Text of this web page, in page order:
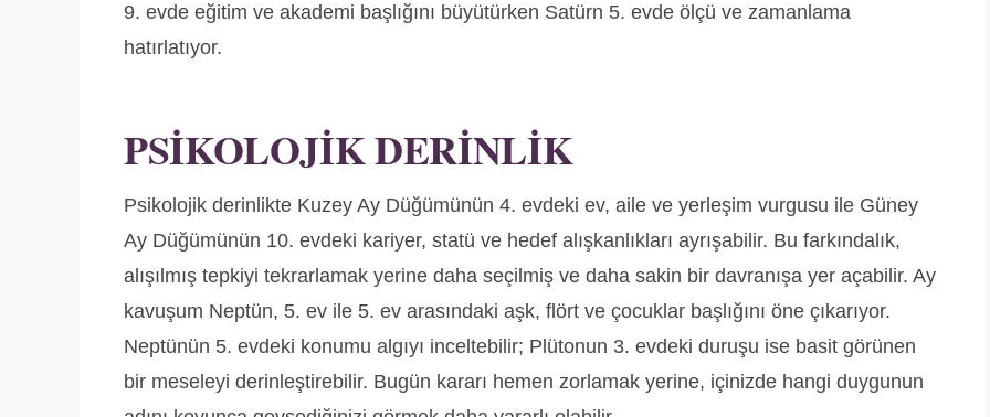
9. evde eğitim ve akademi başlığını büyütürken Satürn 5. evde ölçü ve zamanlama
hatırlatıyor.
PSIKOLOJIK DERINLIK
Psikolojik derinlikte Kuzey Ay Düğümünün 4. evdeki ev, aile ve yerleşim vurgusu ile Güney
Ay Düğümünün 10. evdeki kariyer, statü ve hedef alışkanlıkları ayrışabilir. Bu farkındalık,
alışılmış tepkiyi tekrarlamak yerine daha seçilmiş ve daha sakin bir davranışa yer açabilir. Ay
kavuşum Neptün, 5. ev ile 5. ev arasındaki aşk, flört ve çocuklar başlığını öne çıkarıyor.
Neptünün 5. evdeki konumu algıyı inceltebilir; Plütonun 3. evdeki duruşu ise basit görünen
bir meseleyi derinleştirebilir. Bugün kararı hemen zorlamak yerine, içinizde hangi duygunun